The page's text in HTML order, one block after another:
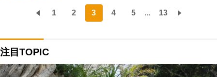
1 2 3 4 5 ... 13
注目TOPIC